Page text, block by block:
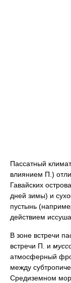
Пассатный
влиянием П.)
Гавайских
дней зимы) и
пустынь
действием
В зоне встречи
встречи П. и
атмосферный
между
Средиземном